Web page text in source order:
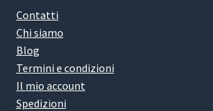
Contatti
Chi siamo
Blog
Termini e condizioni
Il mio account
Spedizioni